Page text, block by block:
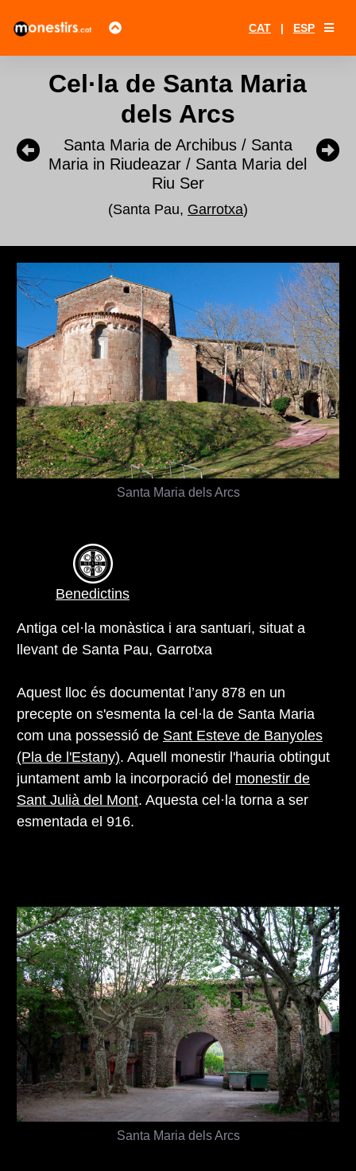
CAT | ESP
Cel·la de Santa Maria
dels Arcs
Santa Maria de Archibus / Santa
Maria in Riudeazar / Santa Maria del
Riu Ser
(Santa Pau, Garrotxa)
Santa Maria dels Arcs
Benedictins
Antiga cel·la monàstica i ara santuari, situat a
llevant de Santa Pau, Garrotxa
Aquest lloc és documentat l’any 878 en un
precepte on s'esmenta la cel·la de Santa Maria
com una possessió de Sant Esteve de Banyoles
(Pla de l'Estany). Aquell monestir l'hauria obtingut
juntament amb la incorporació del monestir de
Sant Julià del Mont. Aquesta cel·la torna a ser
esmentada el 916.
Santa Maria dels Arcs